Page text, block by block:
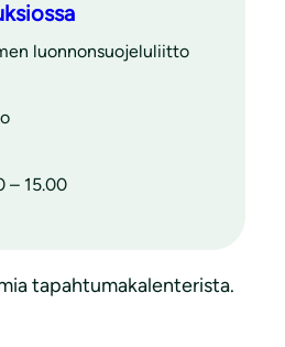
luonnonsuojeluliitto
– 15.00
tapahtumakalenterista.